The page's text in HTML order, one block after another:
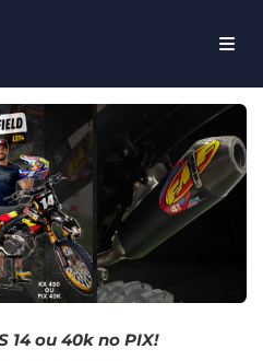
14 ou 40k no PIX!